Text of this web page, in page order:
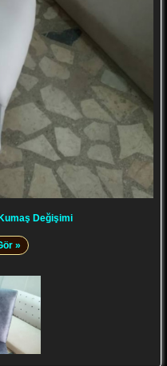
Değişimi
»